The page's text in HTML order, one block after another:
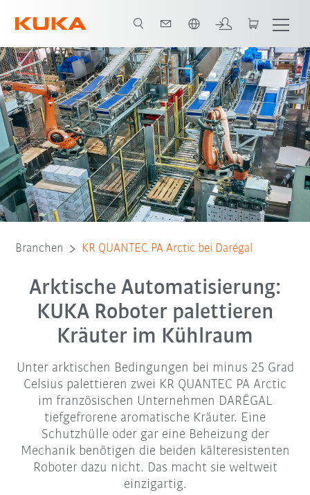
Video Software Kontakt E-Book Alle System Partner
Branchen KR QUANTEC PA Arctic bei Darégal
Arktische Automatisierung:
KUKA Roboter palettieren
Kräuter im Kühlraum
Unter arktischen Bedingungen bei minus 25 Grad
Celsius palettieren zwei KR QUANTEC PA Arctic
im französischen Unternehmen DARÉGAL
tiefgefrorene aromatische Kräuter. Eine
Schutzhülle oder gar eine Beheizung der
Mechanik benötigen die beiden kälteresistenten
Roboter dazu nicht. Das macht sie weltweit
einzigartig.